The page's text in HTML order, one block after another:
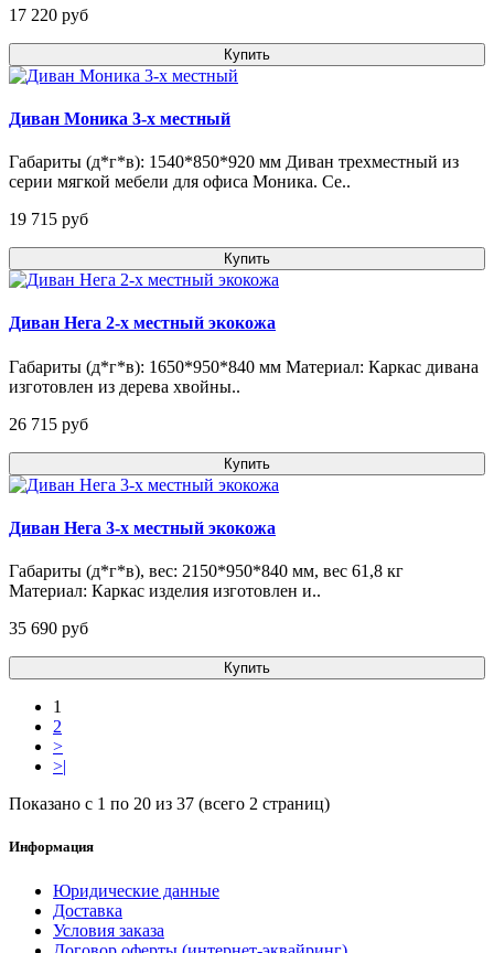
17 220 pуб
Купить
Диван Моника 3-х местный
Габариты (д*г*в): 1540*850*920 мм Диван трехместный из
серии мягкой мебели для офиса Моника. Се..
19 715 pуб
Купить
Диван Нега 2-х местный экокожа
Габариты (д*г*в): 1650*950*840 мм Материал: Каркас дивана
изготовлен из дерева хвойны..
26 715 pуб
Купить
Диван Нега 3-х местный экокожа
Габариты (д*г*в), вес: 2150*950*840 мм, вес 61,8 кг
Материал: Каркас изделия изготовлен и..
35 690 pуб
Купить
1
2
>
>|
Показано с 1 по 20 из 37 (всего 2 страниц)
Информация
Юридические данные
Доставка
Условия заказа